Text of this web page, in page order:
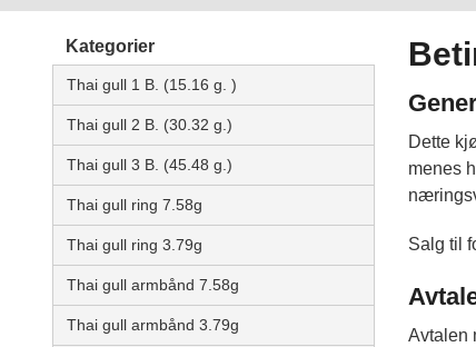
Kategorier
Thai gull 1 B. (15.16 g. )
Thai gull 2 B. (30.32 g.)
Thai gull 3 B. (45.48 g.)
Thai gull ring 7.58g
Thai gull ring 3.79g
Thai gull armbånd 7.58g
Thai gull armbånd 3.79g
Dette
menes
Salg til
Avtalen